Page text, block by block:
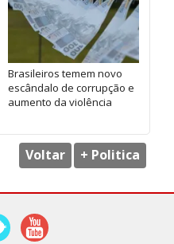
Brasileiros temem novo
escândalo de corrupção e
aumento da violência
Voltar + Politica